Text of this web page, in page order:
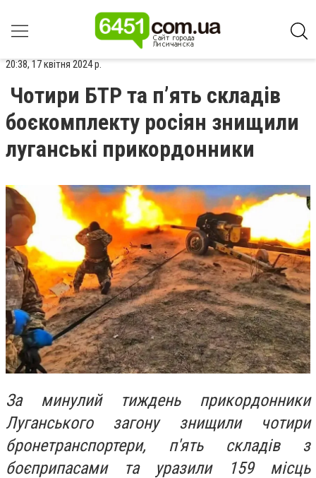
20:38, 17 квітня 2024 р.
Чотири БТР та п’ять складів
боєкомплекту росіян знищили
луганські прикордонники
За минулий тиждень прикордонники
Луганського загону знищили чотири
бронетранспортери, п'ять складів з
боєприпасами та уразили 159 місць